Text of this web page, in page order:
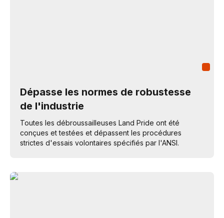
Dépasse les normes de robustesse
de l'industrie
Toutes les débroussailleuses Land Pride ont été
conçues et testées et dépassent les procédures
strictes d'essais volontaires spécifiés par l'ANSI.